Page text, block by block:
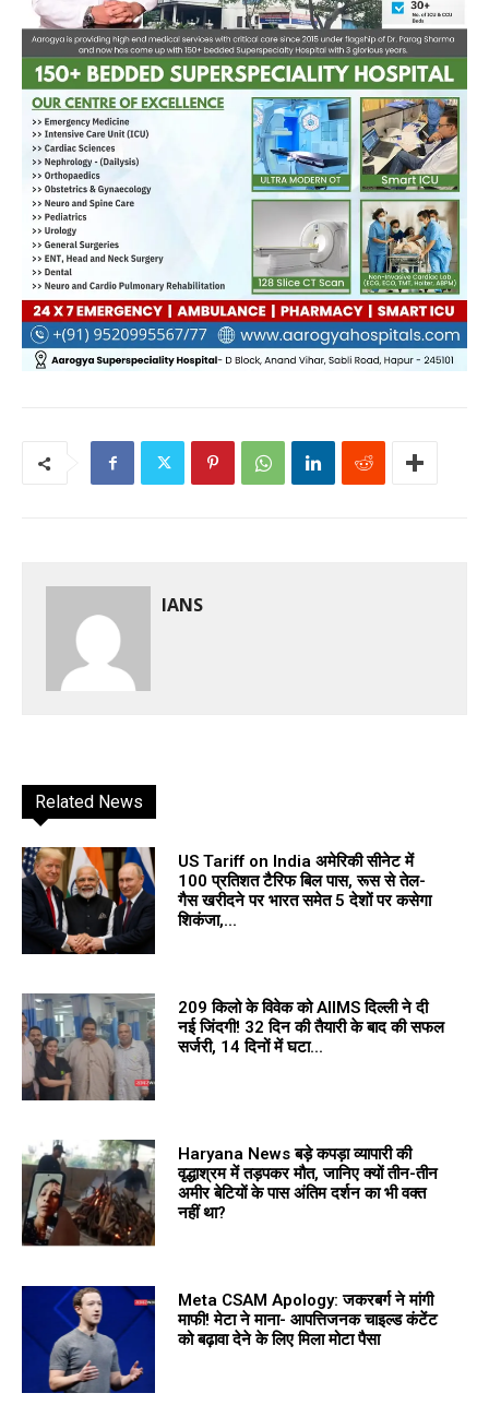
IANS
Related News
US Tariff on India अमेरिकी सीनेट में
100 प्रतिशत टैरिफ बिल पास, रूस से तेल-
गैस खरीदने पर भारत समेत 5 देशों पर कसेगा
शिकंजा,...
209 किलो के विवेक को AIIMS दिल्ली ने दी
नई जिंदगी! 32 दिन की तैयारी के बाद की सफल
सर्जरी, 14 दिनों में घटा...
Haryana News बड़े कपड़ा व्यापारी की
वृद्धाश्रम में तड़पकर मौत, जानिए क्यों तीन-तीन
अमीर बेटियों के पास अंतिम दर्शन का भी वक्त
नहीं था?
Meta CSAM Apology: जकरबर्ग ने मांगी
माफी! मेटा ने माना- आपत्तिजनक चाइल्ड कंटेंट
को बढ़ावा देने के लिए मिला मोटा पैसा